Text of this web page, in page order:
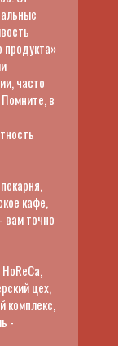
продукта»
часто
в
кафе,
вам точно
цех,
комплекс,
-